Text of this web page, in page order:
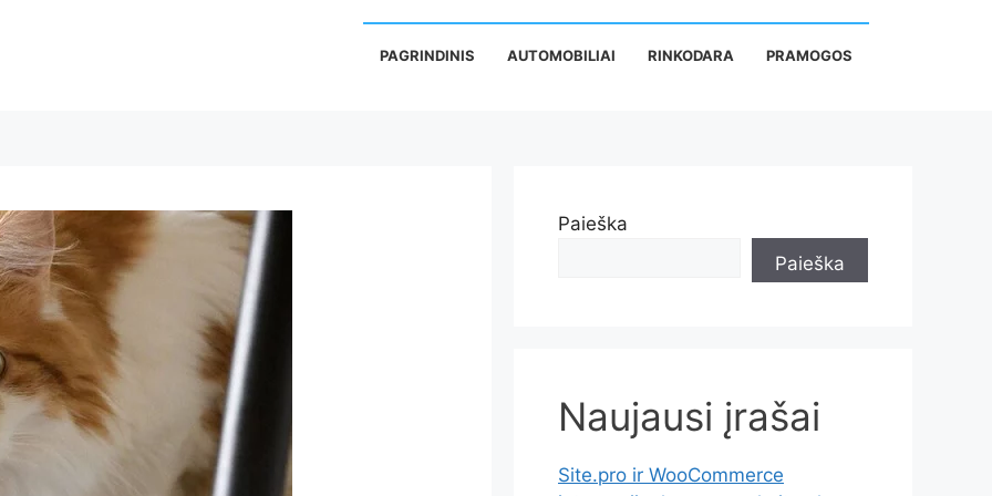
PAGRINDINIS AUTOMOBILIAI RINKODARA PRAMOGOS
Paieška
Paieška
Naujausi įrašai
Site.pro ir WooCommerce